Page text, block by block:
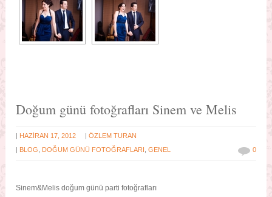
Doğum günü fotoğrafları Sinem ve Melis
| HAZIRAN 17, 2012 |ÖZLEM TURAN
| BLOG DOĞUM GÜNÜ FOTOĞRAFLARI ,GENEL 0
Sinem&Melis doğum günü parti fotoğrafları